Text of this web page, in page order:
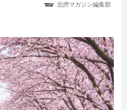
北摂マガジン編集部